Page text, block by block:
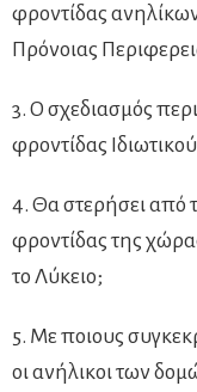
φροντίδας
Πρόνοιας
3. Ο σχεδιασμός
φροντίδας
4. Θα στερήσει από
φροντίδας της
το Λύκειο;
5. Με ποιους
οι ανήλικοι των